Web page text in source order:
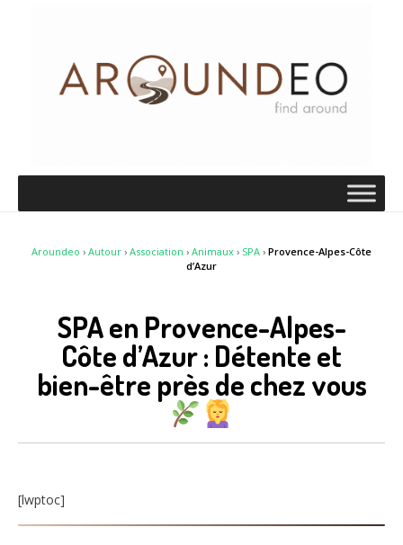
Aroundeo › Autour › Association › Animaux › SPA › Provence-Alpes-Côte
d’Azur
SPA en Provence-Alpes-
Côte d’Azur : Détente et
bien-être près de chez vous
[lwptoc]